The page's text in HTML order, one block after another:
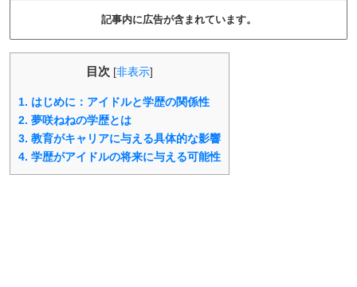
記事内に広告が含まれています。
目次 [非表示]
1. はじめに：アイドルと学歴の関係性
2. 夢咲ねねの学歴とは
3. 教育がキャリアに与える具体的な影響
4. 学歴がアイドルの将来に与える可能性